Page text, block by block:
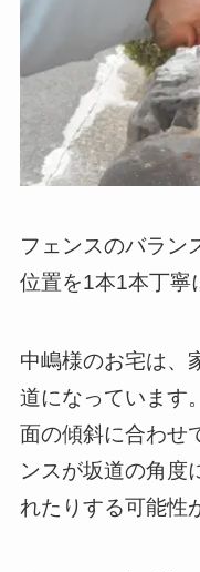
フェンスのバラン
位置を1本1本丁寧
中嶋様のお宅は、
道になっています
面の傾斜に合わせ
ンスが坂道の角度
れたりする可能性